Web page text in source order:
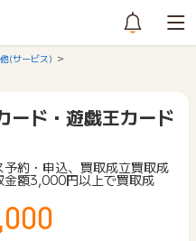
(サービス)
ード・遊戯王カード
予約・申込、買取成立買取成
金額3,000円以上で買取成